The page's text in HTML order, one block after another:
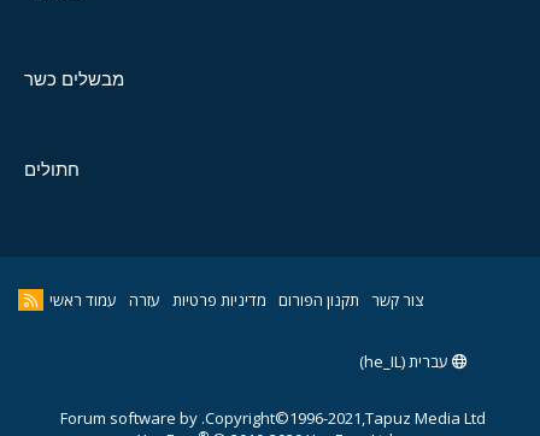
מבשלים כשר
חתולים
צור קשר תקנון הפורום מדיניות פרטיות עזרה עמוד ראשי
עברית (he_IL)
Copyright©1996-2021,Tapuz Media Ltd.
Forum software by